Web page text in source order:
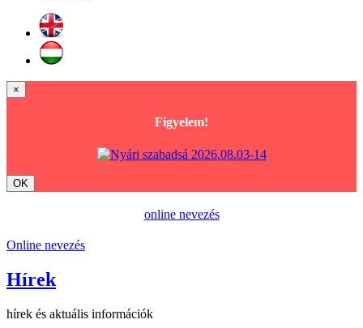
×
Figyelem!
OK
online nevezés
Online nevezés
Hírek
hírek és aktuális információk